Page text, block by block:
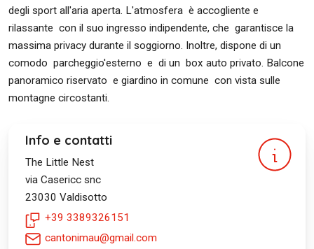
degli sport all'aria aperta. L'atmosfera è accogliente e
rilassante con il suo ingresso indipendente, che garantisce la
massima privacy durante il soggiorno. Inoltre, dispone di un
comodo parcheggio'esterno e di un box auto privato. Balcone
panoramico riservato e giardino in comune con vista sulle
montagne circostanti.
Info e contatti
The Little Nest
via Casericc snc
23030 Valdisotto
+39 3389326151
cantonimau@gmail.com